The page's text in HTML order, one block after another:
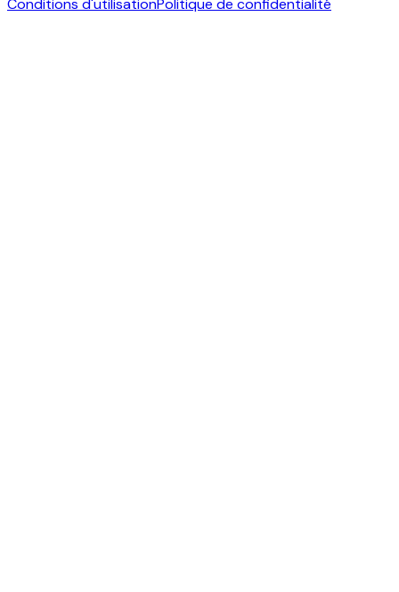
Conditions d'utilisationPolitique de confidentialité